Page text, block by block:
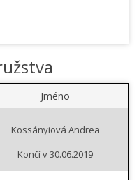
Jméno
Kossányiová Andrea
Končí v 30.06.2019